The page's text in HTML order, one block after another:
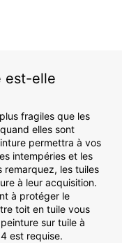
est-elle
fragiles que les
elles sont
permettra à vos
intempéries et les
remarquez, les tuiles
à leur acquisition.
à protéger le
toit en tuile vous
sur tuile à
est requise.